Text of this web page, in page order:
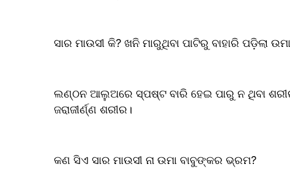
ସାର ମାଉସୀ କି? ଖନି ମାରୁଥିବା ପାଟିରୁ ବାହାରି ପଡ଼ିଲା
ଲଣ୍ଠନ ଆଲୁଅରେ ସ୍ପଷ୍ଟ ବାରି ହେଇ ପାରୁ ନ ଥିବା
ଜରାଜୀର୍ଣ୍ଣ ଶରୀର।
କଣ ସିଏ ସାର ମାଉସୀ ନା ଉମା ବାବୁଙ୍କର ଭ୍ରମ?